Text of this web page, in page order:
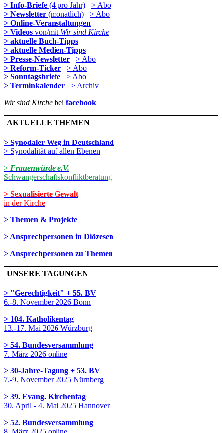
> Info-Briefe (4 pro Jahr)
> Abo
> Newsletter (monatlich)
> Abo
> Online-Veranstaltungen
> Videos von/mit Wir sind Kirche
> aktuelle Buch-Tipps
> aktuelle Medien-Tipps
> Presse-Newsletter
> Abo
> Reform-Ticker
> Abo
> Sonntagsbriefe
> Abo
> Terminkalender
> Archiv
Wir sind Kirche bei facebook
AKTUELLE THEMEN
> Synodaler Weg in Deutschland
> Synodalität auf allen Ebenen
> Frauenwürde e.V.
Schwangerschaftskonfliktberatung
> Sexualisierte Gewalt
in der Kirche
> Themen & Projekte
> Ansprechpersonen in Diözesen
> Ansprechpersonen zu Themen
UNSERE TAGUNGEN
> "Gerechtigkeit" + 55. BV
6.-8. November 2026 Bonn
> 104. Katholikentag
13.-17. Mai 2026 Würzburg
> 54. Bundesversammlung
7. März 2026 online
> 30-Jahre-Tagung + 53. BV
7.-9. November 2025 Nürnberg
> 39. Evang. Kirchentag
30. April - 4. Mai 2025 Hannover
> 52. Bundesversammlung
8. März 2025 online